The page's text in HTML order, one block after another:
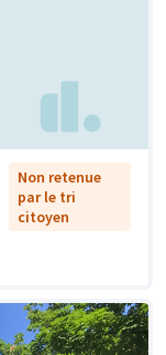
Non retenue
par le tri
citoyen